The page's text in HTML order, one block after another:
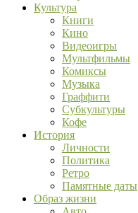
Культура
Книги
Кино
Видеоигры
Мультфильмы
Комиксы
Музыка
Граффити
Субкультуры
Кофе
История
Личности
Политика
Ретро
Памятные даты
Образ жизни